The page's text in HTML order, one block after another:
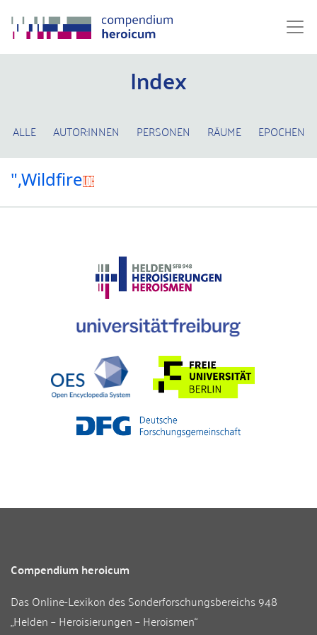
Index
ALLE AUTOR:INNEN PERSONEN RÄUME EPOCHEN
",Wildfire
Compendium heroicum
Das Online-Lexikon desSonderforschungsbereichs 948
„Helden – Heroisierungen – Heroismen“